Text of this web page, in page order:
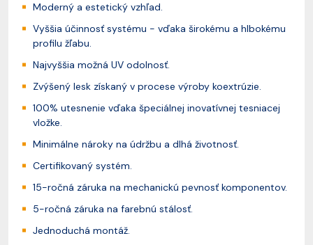
Moderný a estetický vzhľad.
Vyššia účinnosť systému - vďaka širokému a hlbokému
profilu žľabu.
Najvyššia možná UV odolnosť.
Zvýšený lesk získaný v procese výroby koextrúzie.
100% utesnenie vďaka špeciálnej inovatívnej tesniacej
vložke.
Minimálne nároky na údržbu a dlhá životnosť.
Certifikovaný systém.
15-ročná záruka na mechanickú pevnosť komponentov.
5-ročná záruka na farebnú stálosť.
Jednoduchá montáž.